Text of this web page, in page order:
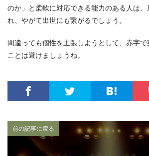
のか」と柔軟に対応できる能力のある人は
れ、やがて出世にも繋がるでしょう。
間違っても個性を主張しようとして、赤字
ことは避けましょうね。
前の記事に戻る